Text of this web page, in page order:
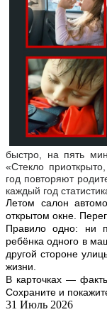
быстро, на пять
«Стекло
год повторяют
каждый год
Летом салон
открытом окне.
Правило одно: ни
ребёнка одного в
другой стороне
жизни.
В карточках —
Сохраните и
31 Июль 2026